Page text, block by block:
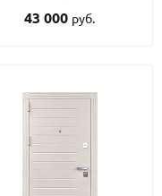
43 000 руб.